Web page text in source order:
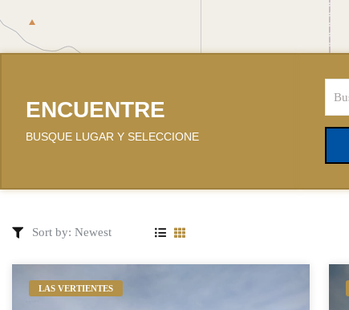
ENCUENTRE
BUSQUE LUGAR Y SELECCIONE
LAS VERTIENTES